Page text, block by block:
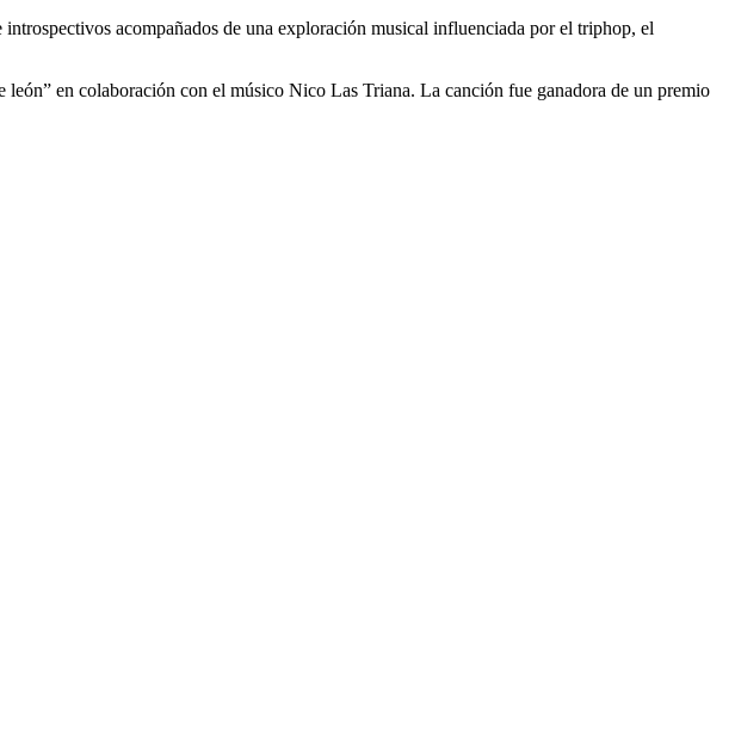
acompañados de una exploración musical influenciada por el triphop, el
en colaboración con el músico Nico Las Triana. La canción fue ganadora de un premio